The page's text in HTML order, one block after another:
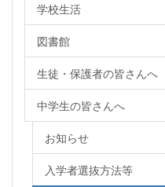
学校生活
図書館
生徒・保護者の皆さんへ
中学生の皆さんへ
お知らせ
入学者選抜方法等